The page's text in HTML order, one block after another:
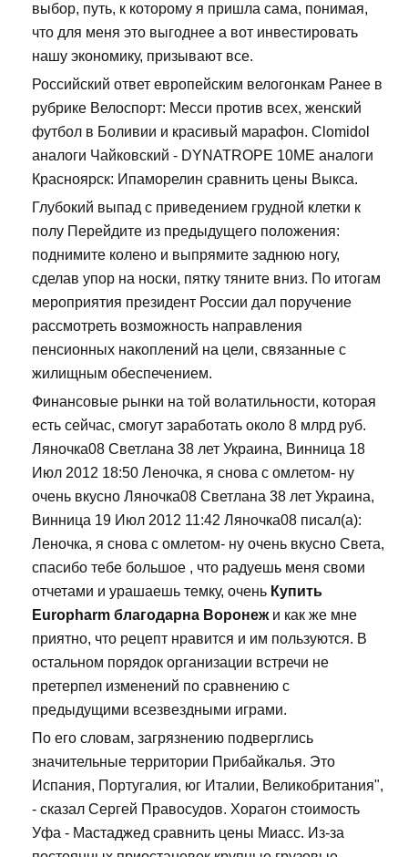
выбор, путь, к которому я пришла сама, понимая,
что для меня это выгоднее а вот инвестировать
нашу экономику, призывают все.
Российский ответ европейским велогонкам Ранее в
рубрике Велоспорт: Месси против всех, женский
футбол в Боливии и красивый марафон. Clomidol
аналоги Чайковский - DYNATROPE 10ME аналоги
Красноярск: Ипаморелин сравнить цены Выкса.
Глубокий выпад с приведением грудной клетки к
полу Перейдите из предыдущего положения:
поднимите колено и выпрямите заднюю ногу,
сделав упор на носки, пятку тяните вниз. По итогам
мероприятия президент России дал поручение
рассмотреть возможность направления
пенсионных накоплений на цели, связанные с
жилищным обеспечением.
Финансовые рынки на той волатильности, которая
есть сейчас, смогут заработать около 8 млрд руб.
Ляночка08 Светлана 38 лет Украина, Винница 18
Июл 2012 18:50 Леночка, я снова с омлетом- ну
очень вкусно Ляночка08 Светлана 38 лет Украина,
Винница 19 Июл 2012 11:42 Ляночка08 писал(а):
Леночка, я снова с омлетом- ну очень вкусно Света,
спасибо тебе большое , что радуешь меня своми
отчетами и урашаешь темку, очень Купить
Europharm благодарна Воронежи как же мне
приятно, что рецепт нравится и им пользуются. В
остальном порядок организации встречи не
претерпел изменений по сравнению с
предыдущими всезвездными играми.
По его словам, загрязнению подверглись
значительные территории Прибайкалья. Это
Испания, Португалия, юг Италии, Великобритания",
- сказал Сергей Правосудов. Хорагон стоимость
Уфа - Мастаджед сравнить цены Миасс. Из-за